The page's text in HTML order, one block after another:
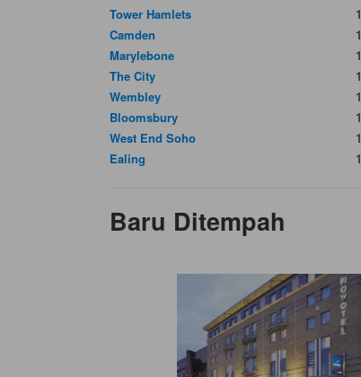
Tower Hamlets
Camden
Marylebone
The City
Wembley
Bloomsbury
West End Soho
Ealing
Baru Ditempah